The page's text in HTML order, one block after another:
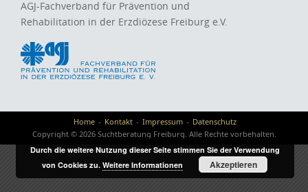
AGJ-Fachverband für Prävention und
Rehabilitation in der Erzdiözese Freiburg e.V.
Home Kontakt Impressum
Datenschutz
Copyright © 2026 Suchtberatung Freiburg. Alle Rechte vorbehalten.
Durch die weitere Nutzung dieser Seite stimmen Sie der Verwendung
von Cookies zu.Weitere Informationen Akzeptieren